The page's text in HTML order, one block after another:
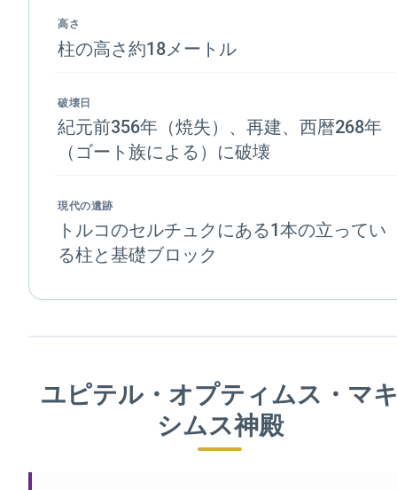
高さ
柱の高さ約18メートル
破壊日
紀元前356年（焼失）、再建、西暦268年
（ゴート族による）に破壊
現代の遺跡
トルコのセルチュクにある1本の立ってい
る柱と基礎ブロック
ユピテル・オプティムス・マ
シムス神殿